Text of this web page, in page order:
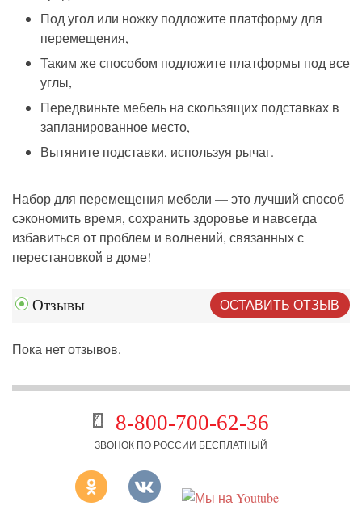
Под угол или ножку подложите платформу для
перемещения,
Таким же способом подложите платформы под все
углы,
Передвиньте мебель на скользящих подставках в
запланированное место,
Вытяните подставки, используя рычаг.
Набор для перемещения мебели — это лучший способ
сэкономить время, сохранить здоровье и навсегда
избавиться от проблем и волнений, связанных с
перестановкой в доме!
Отзывы ОСТАВИТЬ ОТЗЫВ
Пока нет отзывов.
8-800-700-62-36
ЗВОНОК ПО РОССИИ БЕСПЛАТНЫЙ